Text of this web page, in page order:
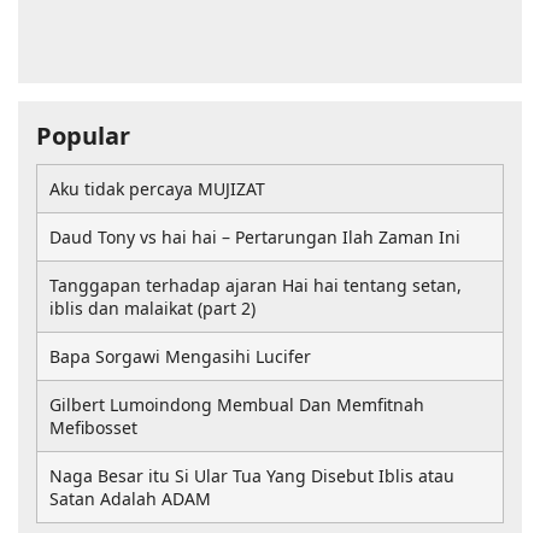
Popular
Aku tidak percaya MUJIZAT
Daud Tony vs hai hai – Pertarungan Ilah Zaman Ini
Tanggapan terhadap ajaran Hai hai tentang setan,
iblis dan malaikat (part 2)
Bapa Sorgawi Mengasihi Lucifer
Gilbert Lumoindong Membual Dan Memfitnah
Mefibosset
Naga Besar itu Si Ular Tua Yang Disebut Iblis atau
Satan Adalah ADAM